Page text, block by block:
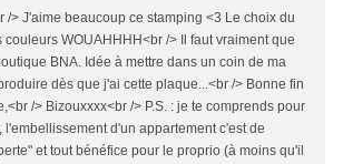
/> J'aime beaucoup ce stamping <3 Le choix du
couleurs WOUAHHHH<br /> Il faut vraiment que
BNA. Idée à mettre dans un coin de ma
dès que j'ai cette plaque...<br /> Bonne fin
/> Bizouxxxx<br /> P.S. : je te comprends pour
l'embellissement d'un appartement c'est de
et tout bénéfice pour le proprio (à moins qu'il